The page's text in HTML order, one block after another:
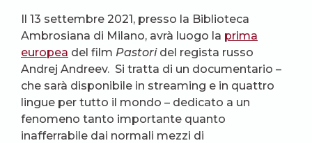
Il 13 settembre 2021, presso la Biblioteca
Ambrosiana di Milano, avrà luogo la prima
europea del film Pastoridel regista russo
Andrej Andreev. Si tratta di un documentario –
che sarà disponibile in streaming e in quattro
lingue per tutto il mondo – dedicato a un
fenomeno tanto importante quanto
inafferrabile dai normali mezzi di